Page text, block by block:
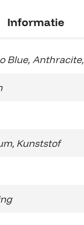
Informatie
Blue, Anthracite,
, Kunststof